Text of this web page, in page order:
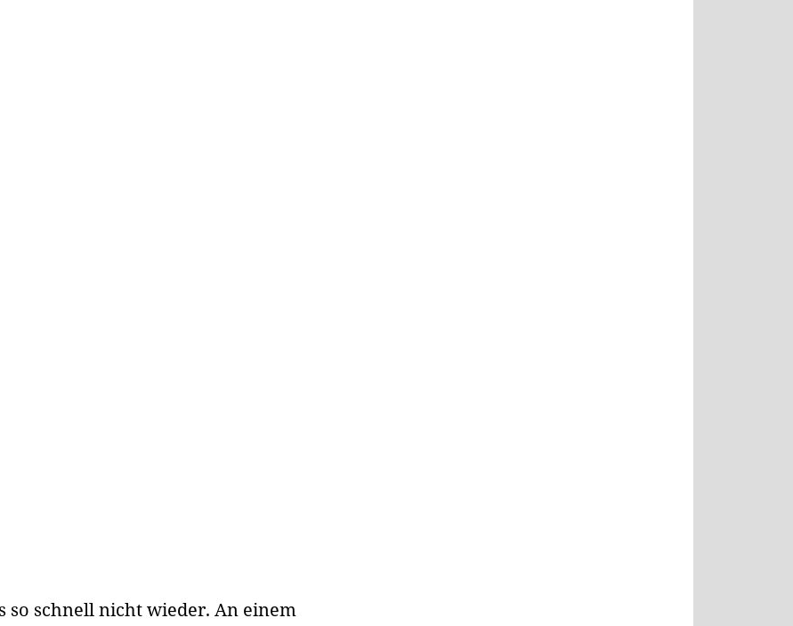
so schnell nicht wieder. An einem